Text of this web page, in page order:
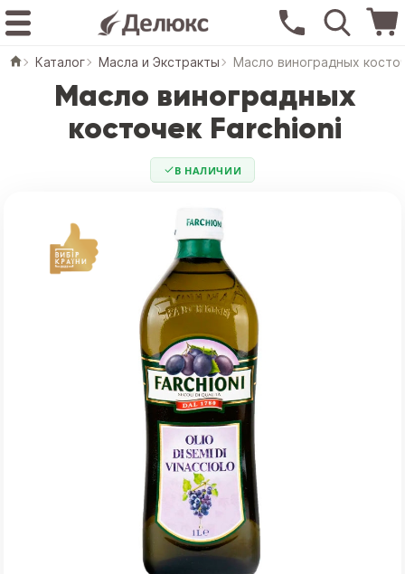
Каталог Масла и Экстракты Масло виноградных
Масло виноградных
косточек Farchioni
В НАЛИЧИИ